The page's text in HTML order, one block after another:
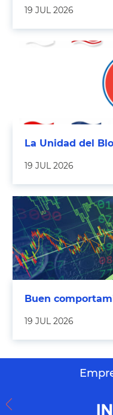
19 JUL 2026
La Unidad del
19 JUL 2026
Buen
19 JUL 2026